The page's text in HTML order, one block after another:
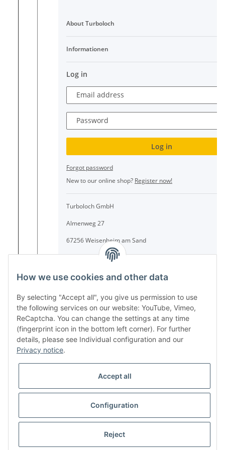
About Turboloch
Informationen
Log in
Email address
Password
Log in
Forgot password
New to our online shop? Register now!
Turboloch GmbH
Almenweg 27
67256 Weisenheim am Sand
Tel.: + 49/ (0)6353/ 9368241
E-Mail: info@turboloch.de
* All prices incl. VAT, plusshipping fees
© Turboloch GmbH
How we use cookies and other data
By selecting "Accept all", you give us permission to use
the following services on our website: YouTube, Vimeo,
ReCaptcha. You can change the settings at any time
(fingerprint icon in the bottom left corner). For further
details, please see Individual configuration and our
Privacy notice.
Accept all
Configuration
Reject